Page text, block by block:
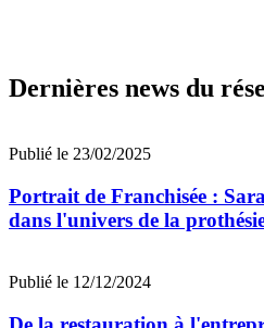
Dernières news du
Publié le 23/02/2025
Portrait de Franchisée :
dans l'univers de la
Publié le 12/12/2024